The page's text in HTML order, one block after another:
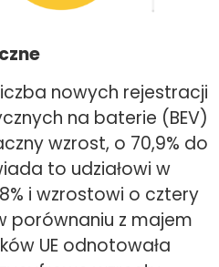
nowych rejestracji
na baterie (BEV)
wzrost, o 70,9% do
to udziałowi w
i wzrostowi o cztery
porównaniu z majem
UE odnotowała